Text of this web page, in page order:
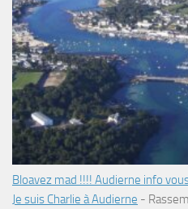
Bloavez mad !!!! Audierne info
Je suis Charlie à Audierne -